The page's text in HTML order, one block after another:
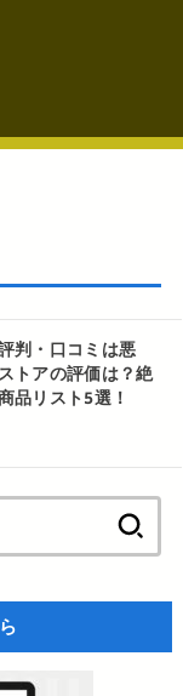
判・口コミは悪
トアの評価は？絶
品リスト5選！